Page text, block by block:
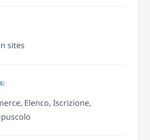
sites
Elenco, Iscrizione,